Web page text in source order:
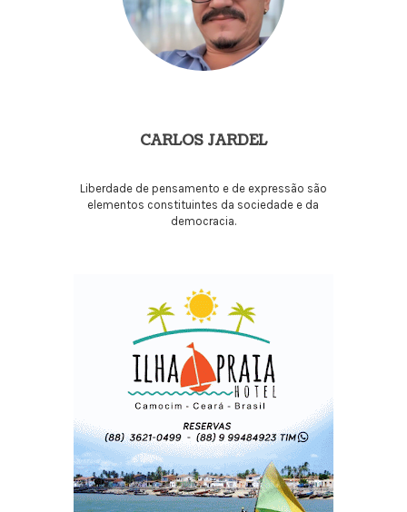
CARLOS JARDEL
Liberdade de pensamento e de expressão são
elementos constituintes da sociedade e da
democracia.